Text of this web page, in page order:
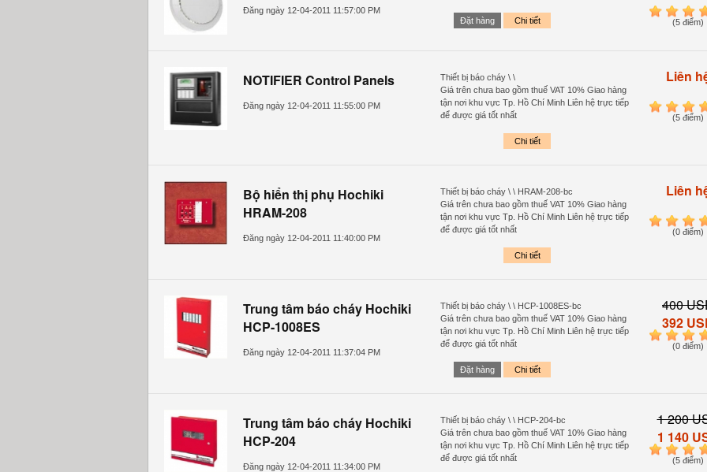
Đăng ngày 12-04-2011 11:57:00 PM
Đặt hàng Chi tiết
1 2 3 4
(5 điểm)
NOTIFIER Control Panels
Đăng ngày 12-04-2011 11:55:00 PM
Thiết bị báo cháy \ \
Giá trên chưa bao gồm thuế VAT 10% Giao hàng
tận nơi khu vực Tp. Hồ Chí Minh Liên hệ trực tiếp
để được giá tốt nhất
Chi tiết
Liên
1 2 3 4
(5 điểm)
Bộ hiển thị phụ Hochiki
HRAM-208
Đăng ngày 12-04-2011 11:40:00 PM
Thiết bị báo cháy \ \ HRAM-208-bc
Giá trên chưa bao gồm thuế VAT 10% Giao hàng
tận nơi khu vực Tp. Hồ Chí Minh Liên hệ trực tiếp
để được giá tốt nhất
Chi tiết
Liên
1 2 3 4
(0 điểm)
Trung tâm báo cháy Hochiki
HCP-1008ES
Đăng ngày 12-04-2011 11:37:04 PM
Thiết bị báo cháy \ \ HCP-1008ES-bc
Giá trên chưa bao gồm thuế VAT 10% Giao hàng
tận nơi khu vực Tp. Hồ Chí Minh Liên hệ trực tiếp
để được giá tốt nhất
Đặt hàng Chi tiết
400
392
1 2 3 4
(0 điểm)
Trung tâm báo cháy Hochiki
HCP-204
Đăng ngày 12-04-2011 11:34:00 PM
Thiết bị báo cháy \ \ HCP-204-bc
Giá trên chưa bao gồm thuế VAT 10% Giao hàng
tận nơi khu vực Tp. Hồ Chí Minh Liên hệ trực tiếp
để được giá tốt nhất
1 200
1 140
1 2 3 4
(5 điểm)